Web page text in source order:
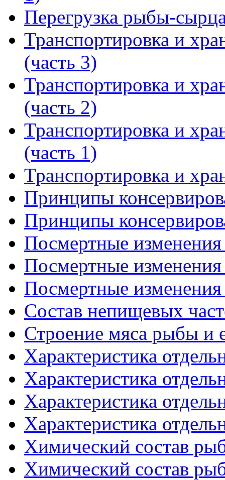
Перегрузка рыбы-
Транспортировка и
(часть 3)
Транспортировка и
(часть 2)
Транспортировка и
(часть 1)
Транспортировка и
Принципы
Принципы
Посмертные
Посмертные
Посмертные
Состав непищевых
Строение мяса рыбы и
Характеристика
Характеристика
Характеристика
Характеристика
Химический состав
Химический состав